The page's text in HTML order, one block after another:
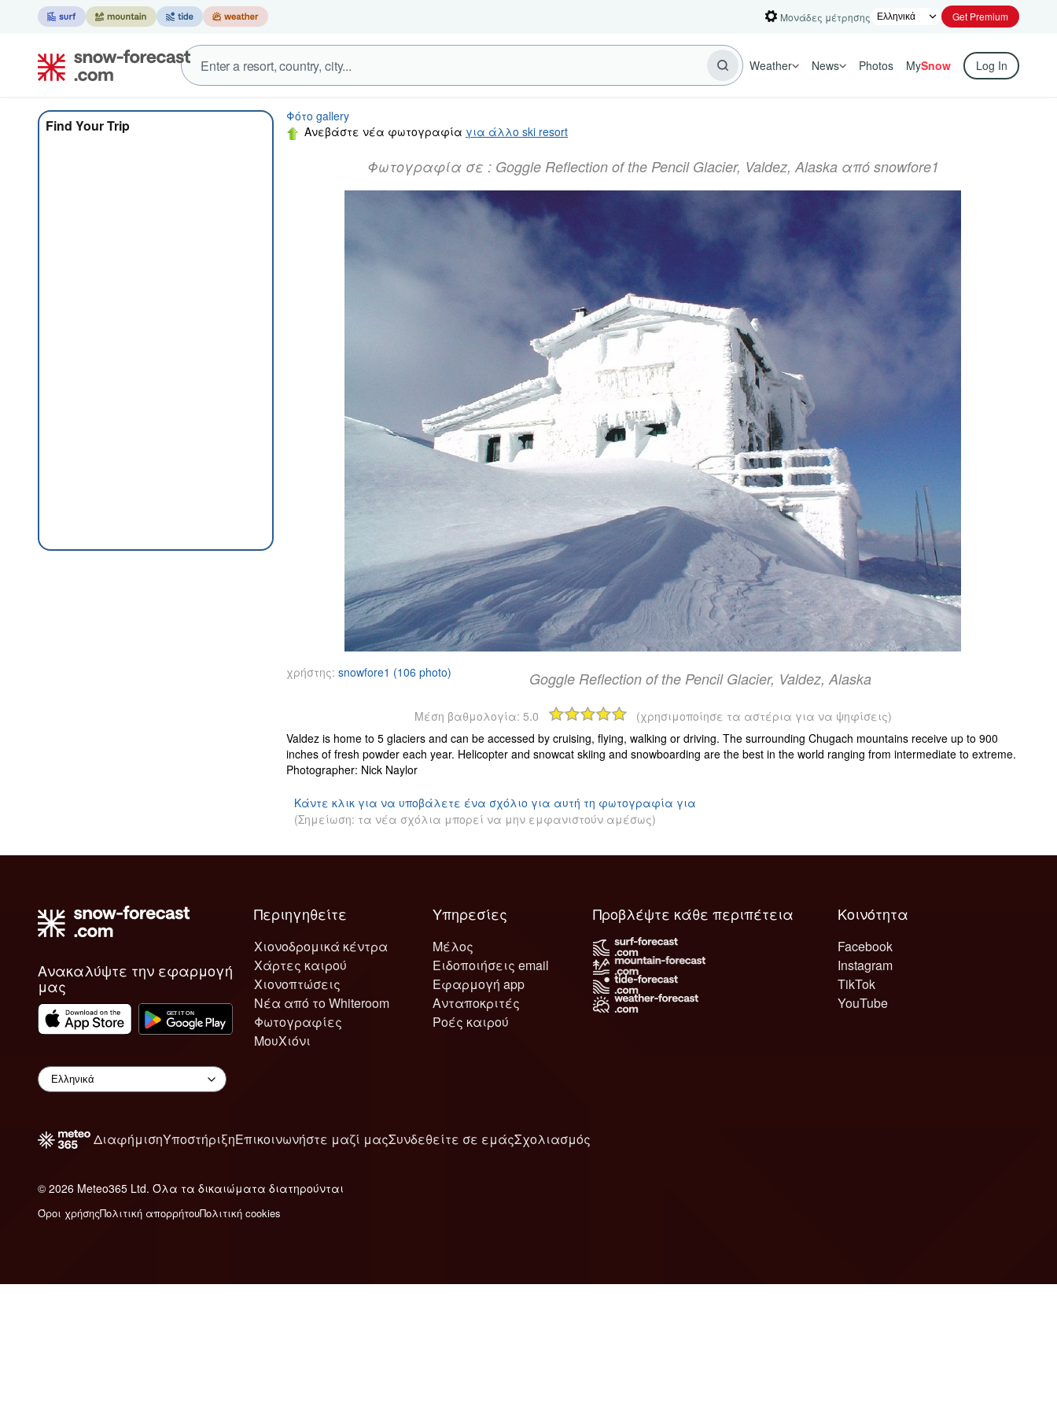
Μονάδες μέτρησης Get Premium
Weather News Photos MySnow Log In
Find Your Trip
Φότο gallery
Ανεβάστε νέα φωτογραφία για άλλο ski resort
Φωτογραφία σε : Goggle Reflection of the Pencil Glacier, Valdez, Alaska από snowfore1
χρήστης: snowfore1 (106 photo) Goggle Reflection of the Pencil Glacier, Valdez, Alaska
Μέση βαθμολογία: 5.0
(χρησιμοποίησε τα αστέρια για να ψηφίσεις)
Valdez is home to 5 glaciers and can be accessed by cruising, flying, walking or driving. The surrounding Chugach mountains receive up to 900
inches of fresh powder each year. Helicopter and snowcat skiing and snowboarding are the best in the world ranging from intermediate to extreme.
Photographer: Nick Naylor
Κάντε κλικ για να υποβάλετε ένα σχόλιο για αυτή τη φωτογραφία για
(Σημείωση: τα νέα σχόλια μπορεί να μην εμφανιστούν αμέσως)
Ανακαλύψτε την εφαρμογή
μας
Περιηγηθείτε
Χιονοδρομικά κέντρα
Χάρτες καιρού
Χιονοπτώσεις
Νέα από το Whiteroom
Φωτογραφίες
ΜουΧιόνι
Υπηρεσίες
Μέλος
Ειδοποιήσεις email
Εφαρμογή app
Ανταποκριτές
Ροές καιρού
Κοινότητα
Facebook
Instagram
TikTok
YouTube
Προβλέψτε κάθε περιπέτεια
ΔιαφήμισηΥποστήριξηΕπικοινωνήστε μαζί μαςΣυνδεθείτε σε εμάςΣχολιασμός
© 2026 Meteo365 Ltd. Όλα τα δικαιώματα διατηρούνται
Όροι χρήσηςΠολιτική απορρήτουΠολιτική cookies